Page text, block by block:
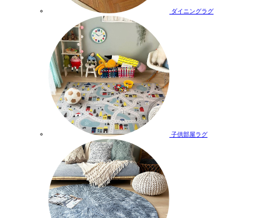
ダイニングラグ
子供部屋ラグ